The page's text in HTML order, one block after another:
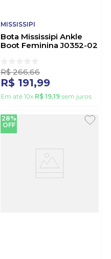
MISSISSIPI
Bota Mississipi Ankle
Boot Feminina J0352-02
R$ 266,66
R$ 191,99
Em até 10x R$ 19,19 sem juros
28%
OFF